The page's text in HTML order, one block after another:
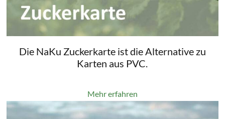
Die NaKu Zuckerkarte ist die Alternative zu
Karten aus PVC.
Mehr erfahren